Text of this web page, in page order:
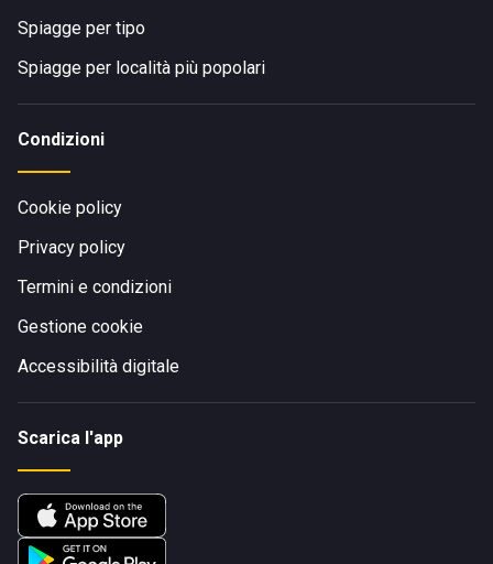
Spiagge per tipo
Spiagge per località più popolari
Condizioni
Cookie policy
Privacy policy
Termini e condizioni
Gestione cookie
Accessibilità digitale
Scarica l'app